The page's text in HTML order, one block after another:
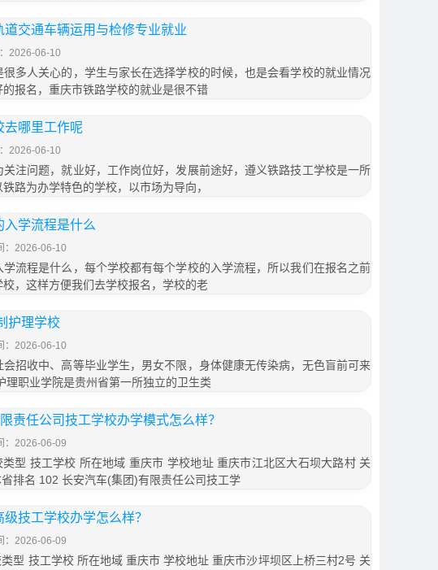
道交通车辆运用与检修专业就业
2026-06-10
多人关心的，学生与家长在选择学校的时候，也是会看学校的就业情况
报名，重庆市铁路学校的就业是很不错
去哪里工作呢
2026-06-10
注问题，就业好，工作岗位好，发展前途好，遵义铁路技工学校是一所
路为办学特色的学校，以市场为导向，
入学流程是什么
：2026-06-10
流程是什么，每个学校都有每个学校的入学流程，所以我们在报名之前
，这样方便我们去学校报名，学校的老
护理学校
：2026-06-10
招收中、高等毕业学生，男女不限，身体健康无传染病，无色盲前可来
理职业学院是贵州省第一所独立的卫生类
责任公司技工学校办学模式怎么样？
：2026-06-09
型 技工学校 所在地域 重庆市 学校地址 重庆市江北区大石坝大路村 关
排名 102 长安汽车(集团)有限责任公司技工学
技工学校办学怎么样？
：2026-06-09
型 技工学校 所在地域 重庆市 学校地址 重庆市沙坪坝区上桥三村2号 关